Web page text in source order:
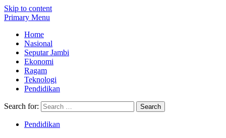
Skip to content
Primary Menu
Home
Nasional
Seputar Jambi
Ekonomi
Ragam
Teknologi
Pendidikan
Search for:
Pendidikan